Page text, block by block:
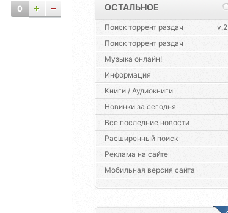
0 ОСТАЛЬНОЕ
Поиск торрент раздач
v.2
Поиск торрент раздач
Музыка онлайн!
Информация
Книги / Аудиокниги
Новинки за сегодня
Все последние новости
Расширенный поиск
Реклама на сайте
Мобильная версия сайта